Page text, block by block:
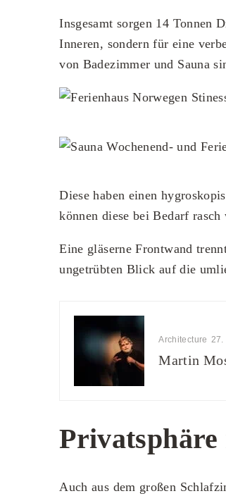
Insgesamt sorgen 14 Tonnen
Inneren, sondern für eine
von Badezimmer und Sauna
Diese haben einen
können diese bei Bedarf rasch
Eine gläserne Frontwand
ungetrübten Blick auf die
Architecture 27.
Martin
Auch aus dem großen